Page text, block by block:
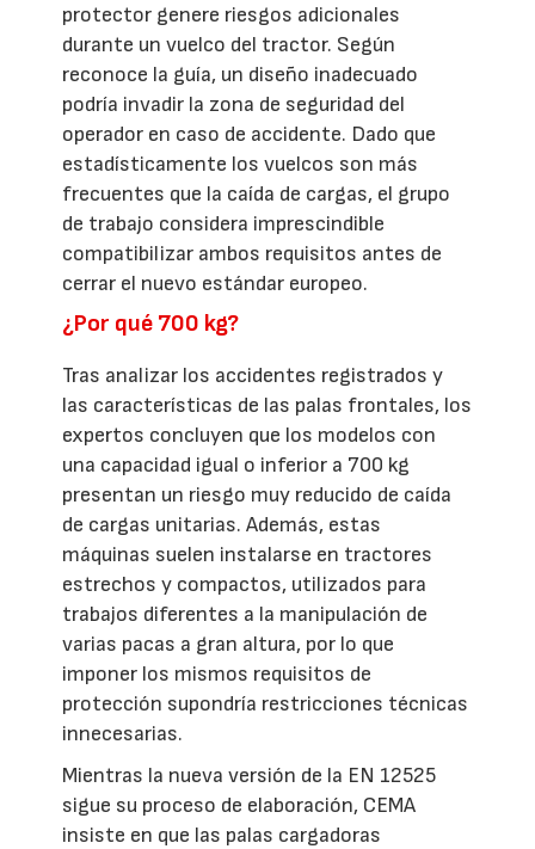
protector genere riesgos adicionales
durante un vuelco del tractor. Según
reconoce la guía, un diseño inadecuado
podría invadir la zona de seguridad del
operador en caso de accidente. Dado que
estadísticamente los vuelcos son más
frecuentes que la caída de cargas, el grupo
de trabajo considera imprescindible
compatibilizar ambos requisitos antes de
cerrar el nuevo estándar europeo.
¿Por qué 700 kg?
Tras analizar los accidentes registrados y
las características de las palas frontales, los
expertos concluyen que los modelos con
una capacidad igual o inferior a 700 kg
presentan un riesgo muy reducido de caída
de cargas unitarias. Además, estas
máquinas suelen instalarse en tractores
estrechos y compactos, utilizados para
trabajos diferentes a la manipulación de
varias pacas a gran altura, por lo que
imponer los mismos requisitos de
protección supondría restricciones técnicas
innecesarias.
Mientras la nueva versión de la EN 12525
sigue su proceso de elaboración, CEMA
insiste en que las palas cargadoras